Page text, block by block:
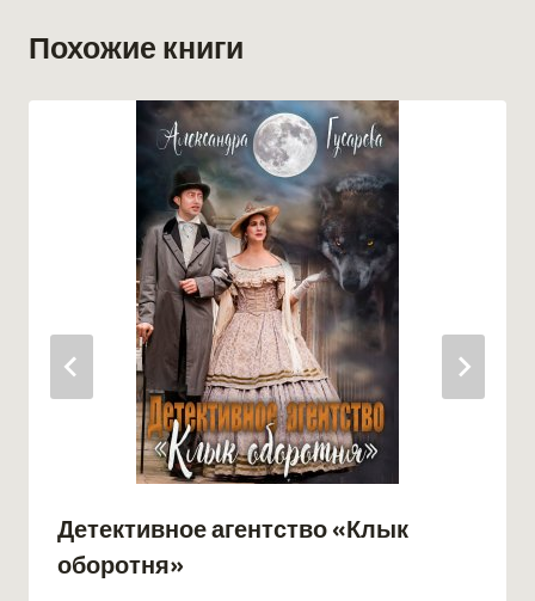
Похожие книги
Детективное агентство «Клык
оборотня»